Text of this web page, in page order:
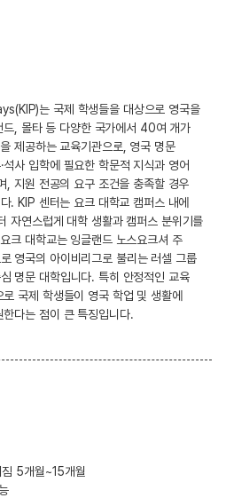
는 국제 학생들을 대상으로 영국을
, 몰타 등 다양한 국가에서 40여 개가
제공하는 교육기관으로, 영국 명문
사 입학에 필요한 학문적 지식과 영어
, 지원 전공의 요구 조건을 충족할 경우
. KIP 센터는 요크 대학교 캠퍼스 내에
자연스럽게 대학 생활과 캠퍼스 분위기를
크 대학교는 잉글랜드 노스요크셔 주
영국의 아이비리그로 불리는 러셀 그룹
명문 대학입니다. 특히 안정적인 교육
국제 학생들이 영국 학업 및 생활에
다는 점이 큰 특징입니다.
5개월~15개월